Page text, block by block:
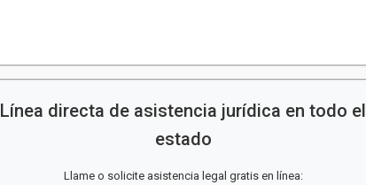
Línea directa de asistencia jurídica en todo el
estado
Llame o solicite asistencia legal gratis en línea: